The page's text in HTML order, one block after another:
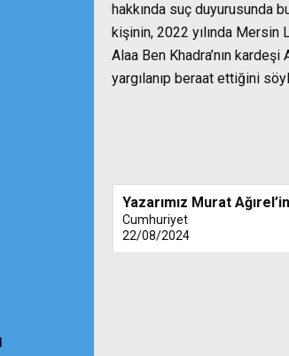
hakkında suç duyurusunda
kişinin, 2022 yılında Mersin
Alaa Ben Khadra’nın
yargılanıp beraat ettiğini
Yazarımız Murat
Cumhuriyet
22/08/2024